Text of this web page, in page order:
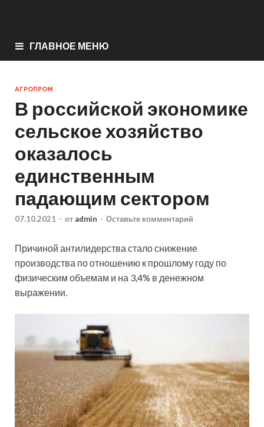
ГЛАВНОЕ МЕНЮ
АГРОПРОМ
В российской экономике
сельское хозяйство
оказалось
единственным
падающим сектором
07.10.2021 - от admin - Оставьте комментарий
Причиной антилидерства стало снижение
производства по отношению к прошлому году по
физическим объемам и на 3,4% в денежном
выражении.